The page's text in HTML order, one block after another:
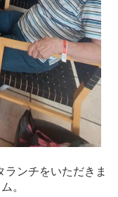
ランチをいただきま
。